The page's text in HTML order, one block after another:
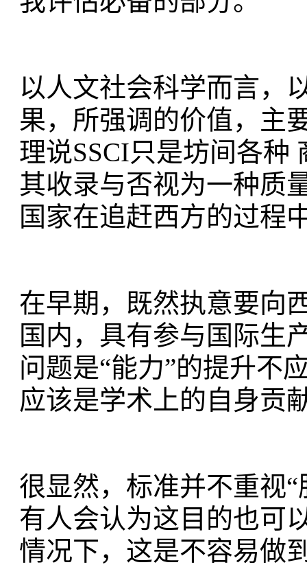
以人文社会科学而言，
果，所强调的价值，主
理说SSCI只是坊间各种
其收录与否视为一种质
国家在追赶西方的过程
在早期，既然执意要向
国内，具有参与国际生
问题是“能力”的提升不
应该是学术上的自身贡
很显然，标准并不重视
有人会认为这目的也可
情况下，这是不容易做